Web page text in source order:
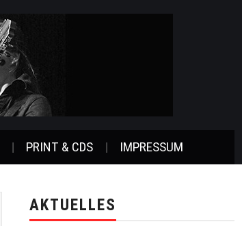
PRINT & CDS IMPRESSUM
AKTUELLES